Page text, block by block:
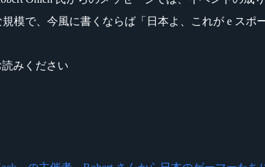
模で、今風に書くならば「日本よ、これが e スポ
読みください